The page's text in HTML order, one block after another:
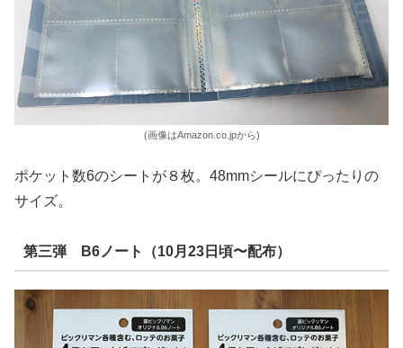
(画像はAmazon.co.jpから)
ポケット数6のシートが８枚。48mmシールにぴったりの
サイズ。
第三弾 B6ノート（10月23日頃〜配布）